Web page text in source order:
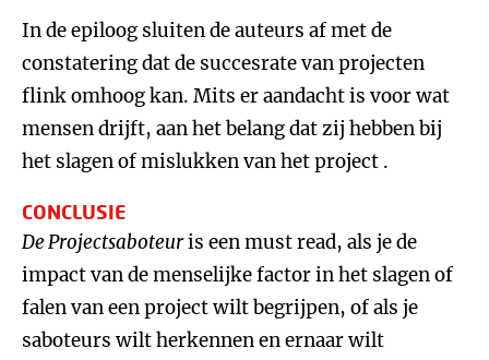
In de epiloog sluiten de auteurs af met de
constatering dat de succesrate van projecten
flink omhoog kan. Mits er aandacht is voor wat
mensen drijft, aan het belang dat zij hebben bij
het slagen of mislukken van het project .
CONCLUSIE
De Projectsaboteuris een must read, als je de
impact van de menselijke factor in het slagen of
falen van een project wilt begrijpen, of als je
saboteurs wilt herkennen en ernaar wilt